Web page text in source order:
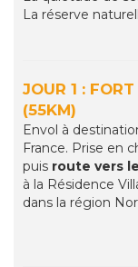
La réserve
JOUR 1 :
(55KM)
Envol à
France. Prise en
puis route vers
à la Résidence
dans la région